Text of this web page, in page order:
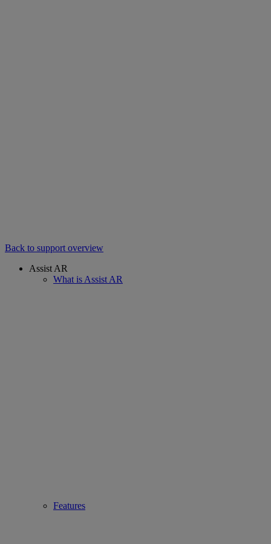
Back to support overview
Assist AR
What is Assist AR
Features